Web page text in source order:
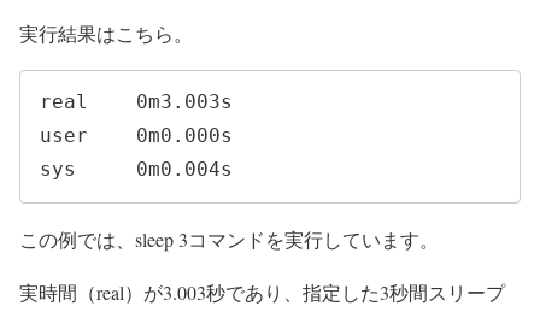
実行結果はこちら。
real    0m3.003s
user    0m0.000s
sys     0m0.004s
この例では、sleep 3コマンドを実行しています。
実時間（real）が3.003秒であり、指定した3秒間スリープ